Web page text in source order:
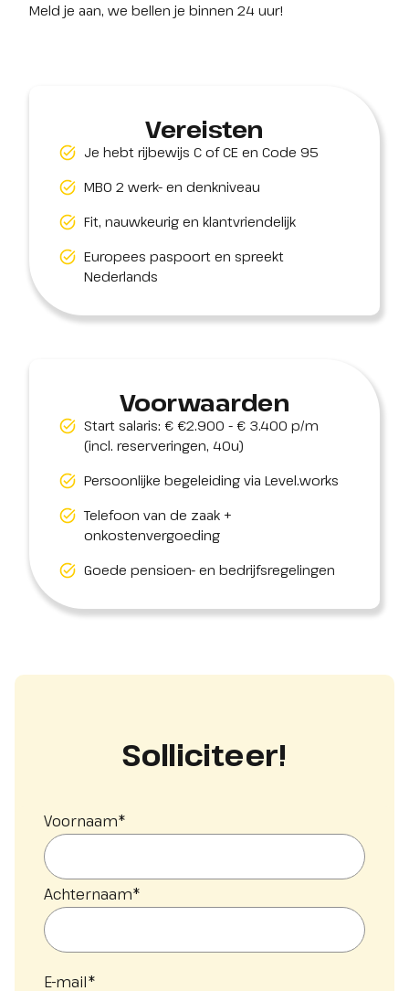
Meld je aan, we bellen je binnen 24 uur!
Vereisten
Je hebt rijbewijs C of CE en Code 95
MBO 2 werk- en denkniveau
Fit, nauwkeurig en klantvriendelijk
Europees paspoort en spreekt
Nederlands
Voorwaarden
Start salaris: € €2.900 - € 3.400 p/m
(incl. reserveringen, 40u)
Persoonlijke begeleiding via Level.works
Telefoon van de zaak +
onkostenvergoeding
Goede pensioen- en bedrijfsregelingen
Solliciteer!
Voornaam*
Achternaam*
E-mail*